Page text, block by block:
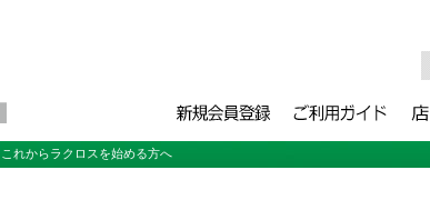
れからラクロスを始める方へ